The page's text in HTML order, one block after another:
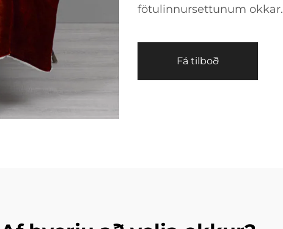
fötulinnursettunum okkar.
Fá tilboð